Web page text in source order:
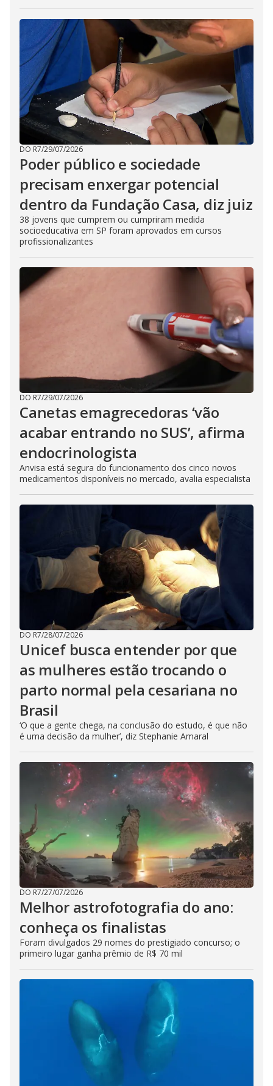
DO R7/29/07/2026
Poder público e sociedade
precisam enxergar potencial
dentro da Fundação Casa, diz juiz
38 jovens que cumprem ou cumpriram medida
socioeducativa em SP foram aprovados em cursos
profissionalizantes
DO R7/29/07/2026
Canetas emagrecedoras ‘vão
acabar entrando no SUS’, afirma
endocrinologista
Anvisa está segura do funcionamento dos cinco novos
medicamentos disponíveis no mercado, avalia especialista
DO R7/28/07/2026
Unicef busca entender por que
as mulheres estão trocando o
parto normal pela cesariana no
Brasil
‘O que a gente chega, na conclusão do estudo, é que não
é uma decisão da mulher’, diz Stephanie Amaral
DO R7/27/07/2026
Melhor astrofotografia do ano:
conheça os finalistas
Foram divulgados 29 nomes do prestigiado concurso; o
primeiro lugar ganha prêmio de R$ 70 mil